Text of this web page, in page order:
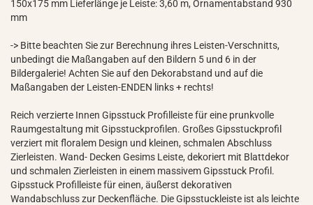
150x175 mm Lieferlänge je Leiste: 3,60 m, Ornamentabstand 930
mm
-> Bitte beachten Sie zur Berechnung ihres Leisten-Verschnitts,
unbedingt die Maßangaben auf den Bildern 5 und 6 in der
Bildergalerie! Achten Sie auf den Dekorabstand und auf die
Maßangaben der Leisten-ENDEN links + rechts!
Reich verzierte Innen Gipsstuck Profilleiste für eine prunkvolle
Raumgestaltung mit Gipsstuckprofilen. Großes Gipsstuckprofil
verziert mit floralem Design und kleinen, schmalen Abschluss
Zierleisten. Wand- Decken Gesims Leiste, dekoriert mit Blattdekor
und schmalen Zierleisten in einem massivem Gipsstuck Profil.
Gipsstuck Profilleiste für einen, äußerst dekorativen
Wandabschluss zur Deckenfläche. Die Gipsstuckleiste ist als leichte